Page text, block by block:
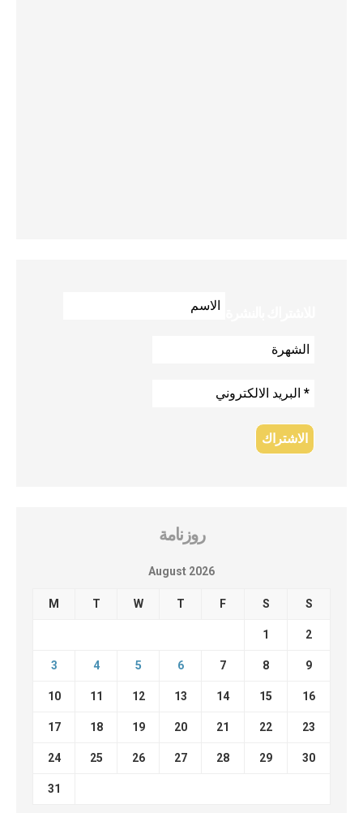
روزنامة
August 2026
M T W T F S S
1 2
3 4 5 6 7 8 9
10 11 12 13 14 15 16
17 18 19 20 21 22 23
24 25 26 27 28 29 30
31